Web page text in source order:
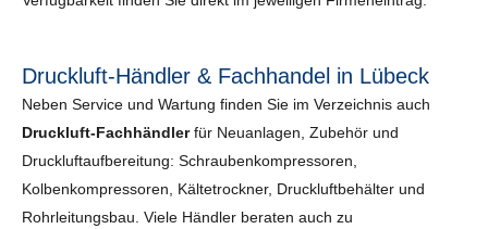
Druckluft-Händler & Fachhandel in Lübeck
Neben Service und Wartung finden Sie im Verzeichnis auch
Druckluft-Fachhändlerfür Neuanlagen, Zubehör und
Druckluftaufbereitung: Schraubenkompressoren,
Kolbenkompressoren, Kältetrockner, Druckluftbehälter und
Rohrleitungsbau. Viele Händler beraten auch zu